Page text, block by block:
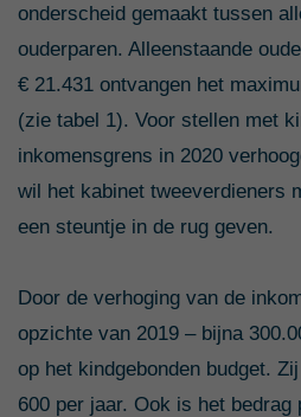
onderscheid gemaakt tussen
ouderparen. Alleenstaande
€ 21.431 ontvangen het
(zie tabel 1). Voor stellen met
inkomensgrens in 2020
wil het kabinet tweeverdieners
een steuntje in de rug geven.
Door de verhoging van de
opzichte van 2019 – bijna
op het kindgebonden budget.
600 per jaar. Ook is het bedrag